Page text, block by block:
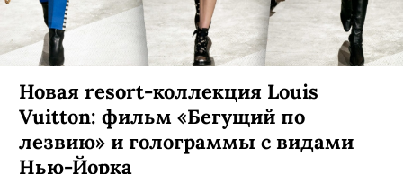
Новая resort-коллекция Louis
Vuitton: фильм «Бегущий по
лезвию» и голограммы с видами
Нью-Йорка